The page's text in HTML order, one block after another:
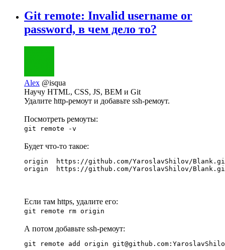
Git remote: Invalid username or
password, в чем дело то?
Alex @isqua
Научу HTML, CSS, JS, BEM и Git
Удалите http-ремоут и добавьте ssh-ремоут.
Посмотреть ремоуты:
git remote -v
Будет что-то такое:
origin	https://github.com/YaroslavShilov/Blank.git/ (fetch)
origin	https://github.com/YaroslavShilov/
Если там https, удалите его:
git remote rm origin
А потом добавьте ssh-ремоут:
git remote add origin